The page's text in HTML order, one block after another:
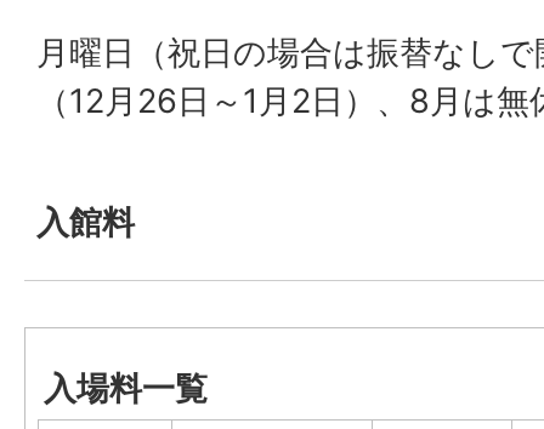
月曜日（祝日の場合は振替なし
（12月26日～1月2日）、8月は無
入館料
入場料一覧